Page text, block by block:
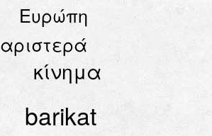
barikat
κίνημα
αριστερά
Ευρώπη